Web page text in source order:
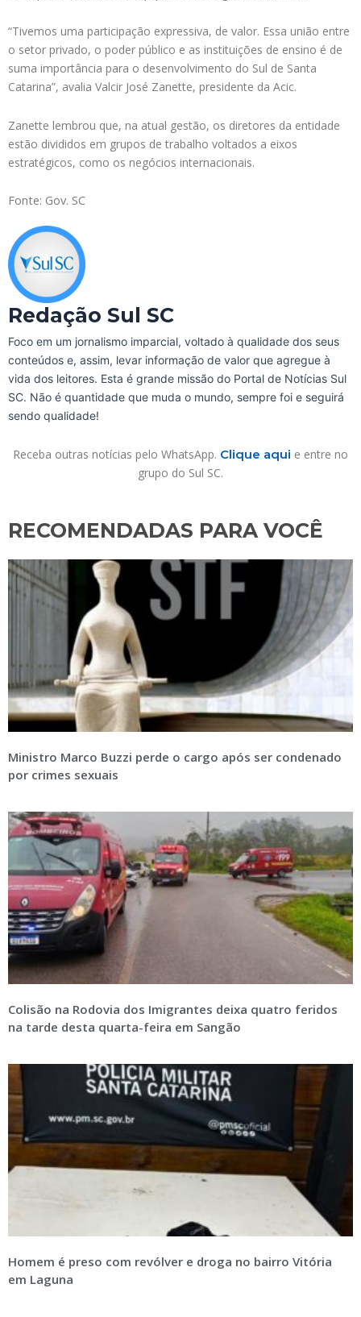
“Tivemos uma participação expressiva, de valor. Essa união entre
o setor privado, o poder público e as instituições de ensino é de
suma importância para o desenvolvimento do Sul de Santa
Catarina”, avalia Valcir José Zanette, presidente da Acic.
Zanette lembrou que, na atual gestão, os diretores da entidade
estão divididos em grupos de trabalho voltados a eixos
estratégicos, como os negócios internacionais.
Fonte: Gov. SC
Redação Sul SC
Foco em um jornalismo imparcial, voltado à qualidade dos seus
conteúdos e, assim, levar informação de valor que agregue à
vida dos leitores. Esta é grande missão do Portal de Notícias Sul
SC. Não é quantidade que muda o mundo, sempre foi e seguirá
sendo qualidade!
Receba outras notícias pelo WhatsApp. Clique aqui e entre no
grupo do Sul SC.
RECOMENDADAS PARA VOCÊ​
Ministro Marco Buzzi perde o cargo após ser condenado
por crimes sexuais
Colisão na Rodovia dos Imigrantes deixa quatro feridos
na tarde desta quarta-feira em Sangão
Homem é preso com revólver e droga no bairro Vitória
em Laguna